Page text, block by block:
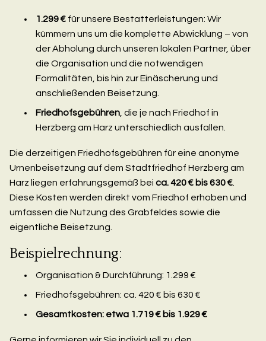
1.299 € für unsere Bestatterleistungen: Wir
kümmern uns um die komplette Abwicklung – von
der Abholung durch unseren lokalen Partner, über
die Organisation und die notwendigen
Formalitäten, bis hin zur Einäscherung und
anschließenden Beisetzung.
Friedhofsgebühren , die je nach Friedhof in
Herzberg am Harz unterschiedlich ausfallen.
Die derzeitigen Friedhofsgebühren für eine anonyme
Urnenbeisetzung auf dem Stadtfriedhof Herzberg am
Harz liegen erfahrungsgemäß bei ca. 420 € bis 630 €
Diese Kosten werden direkt vom Friedhof erhoben und
umfassen die Nutzung des Grabfeldes sowie die
eigentliche Beisetzung.
Beispielrechnung:
Organisation & Durchführung: 1.299 €
Friedhofsgebühren: ca. 420 € bis 630 €
Gesamtkosten: etwa 1.719 € bis 1.929 €